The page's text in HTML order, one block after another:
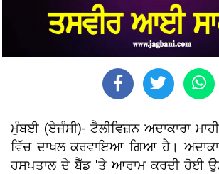
ਮੁੰਬਈ (ਏਜੰਸੀ)- ਟੈਲੀਵਿਜ਼ਨ ਅਦਾਕਾਰਾ
ਵਿੱਚ ਦਾਖਲ ਕਰਵਾਇਆ ਗਿਆ ਹੈ।
ਹਸਪਤਾਲ ਦੇ ਬੈੱਡ 'ਤੇ ਆਰਾਮ ਕਰਦੀ ਹੋਈ